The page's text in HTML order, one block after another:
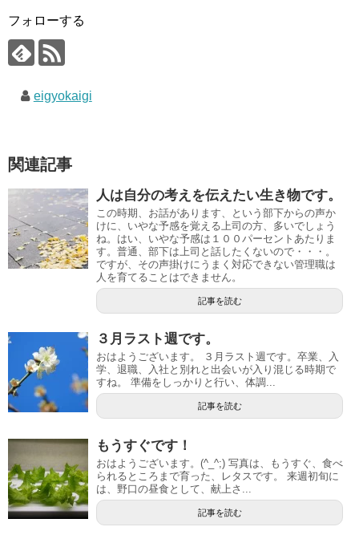
フォローする
eigyokaigi
関連記事
人は自分の考えを伝えたい生き物です。
この時期、お話があります、という部下からの声か
けに、いやな予感を覚える上司の方、多いでしょう
ね。はい、いやな予感は１００パーセントあたりま
す。普通、部下は上司と話したくないので・・・。
ですが、その声掛けにうまく対応できない管理職は
人を育てることはできません。
記事を読む
３月ラスト週です。
おはようございます。 ３月ラスト週です。卒業、入
学、退職、入社と別れと出会いが入り混じる時期で
すね。 準備をしっかりと行い、体調...
記事を読む
もうすぐです！
おはようございます。(^_^;) 写真は、もうすぐ、食べ
られるところまで育った、レタスです。 来週初旬に
は、野口の昼食として、献上さ...
記事を読む